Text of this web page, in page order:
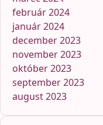
február 2024
január 2024
december 2023
november 2023
október 2023
september 2023
august 2023